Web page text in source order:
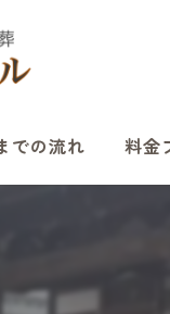
での流れ 料金